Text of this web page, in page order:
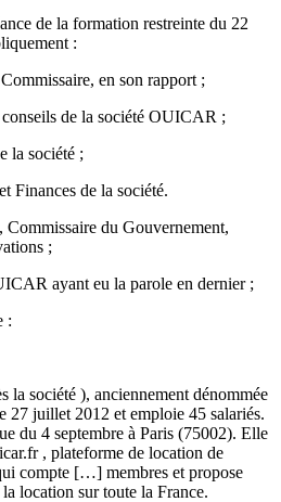
de la formation restreinte du 22
:
en son rapport ;
de la société OUICAR ;
la société ;
Finances de la société.
du Gouvernement,
;
ayant eu la parole en dernier ;
:
société ), anciennement dénommée
juillet 2012 et emploie 45 salariés.
du 4 septembre à Paris (75002). Elle
, plateforme de location de
compte […] membres et propose
location sur toute la France.